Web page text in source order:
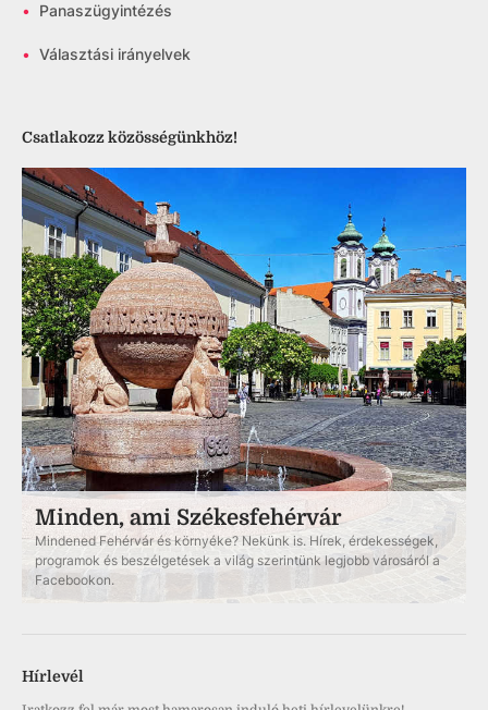
• Panaszügyintézés
• Választási irányelvek
Csatlakozz közösségünkhöz!
Minden, ami Székesfehérvár
Mindened Fehérvár és környéke? Nekünk is. Hírek, érdekességek,
programok és beszélgetések a világ szerintünk legjobb városáról a
Facebookon.
Hírlevél